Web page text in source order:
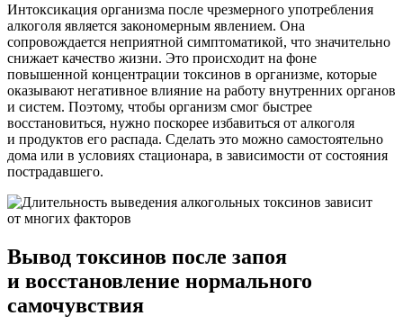
Интоксикация организма после чрезмерного употребления
алкоголя является закономерным явлением. Она
сопровождается неприятной симптоматикой, что значительно
снижает качество жизни. Это происходит на фоне
повышенной концентрации токсинов в организме, которые
оказывают негативное влияние на работу внутренних органов
и систем. Поэтому, чтобы организм смог быстрее
восстановиться, нужно поскорее избавиться от алкоголя
и продуктов его распада. Сделать это можно самостоятельно
дома или в условиях стационара, в зависимости от состояния
пострадавшего.
Вывод токсинов после запоя
и восстановление нормального
самочувствия